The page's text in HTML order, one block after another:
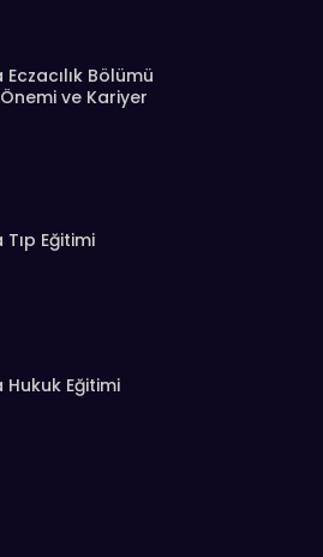
Bölümü
ve Kariyer
Eğitimi
Hukuk Eğitimi